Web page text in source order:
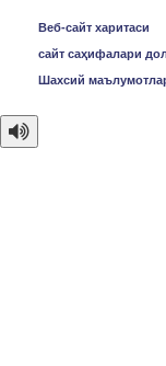
Веб-сайт харитаси
сайт саҳифалари
Шахсий